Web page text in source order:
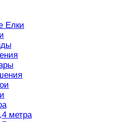
Елки
метра